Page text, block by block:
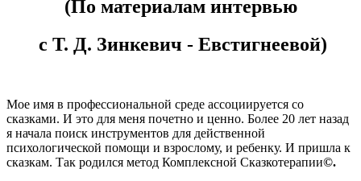
(По материалам интервью
с Т. Д. Зинкевич - Евстигнеевой)
Мое имя в профессиональной среде ассоциируется со
сказками. И это для меня почетно и ценно. Более 20 лет назад
я начала поиск инструментов для действенной
психологической помощи и взрослому, и ребенку. И пришла к
сказкам. Так родился метод Комплексной Сказкотерапии©.